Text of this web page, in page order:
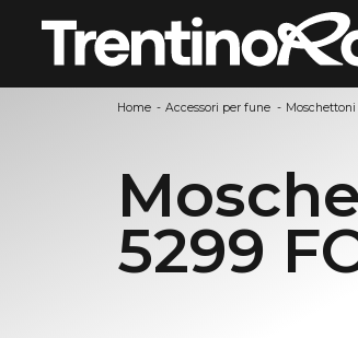
Home - Accessori per fune - Moschettoni
5299